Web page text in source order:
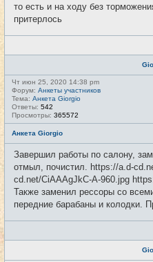
то есть и на ходу без
притерлось
Чт июн 25, 2020 14:38 pm
Форум: Анкеты участников
Тема: Анкета Giorgio
Ответы: 542
Просмотры: 365572
Анкета Giorgio
Завершил работы по салону,
отмыл, почистил. https://a.d-
cd.net/CiAAAgJkC-A-960.jpg
Также заменил рессоры со
передние барабаны и колодки.